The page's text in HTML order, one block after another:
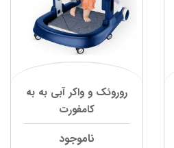
روروئک و واکر آبی به به
کامفورت
ناموجود